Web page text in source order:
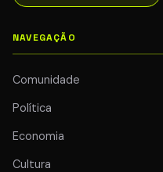
NAVEGAÇÃO
Comunidade
Política
Economia
Cultura